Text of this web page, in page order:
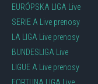
EURÓPSKA LIGA Live
SERIE A Live prenosy
LA LIGA Live prenosy
BUNDESLIGA Live
LIGUE A Live prenosy